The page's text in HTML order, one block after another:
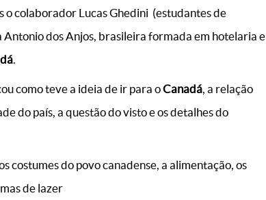
o colaborador Lucas Ghedini (estudantes de
dos Anjos, brasileira formada em hotelaria e
.
como teve a ideia de ir para oCanadá, a relação
do país, a questão do visto e os detalhes do
costumes do povo canadense, a alimentação, os
de lazer